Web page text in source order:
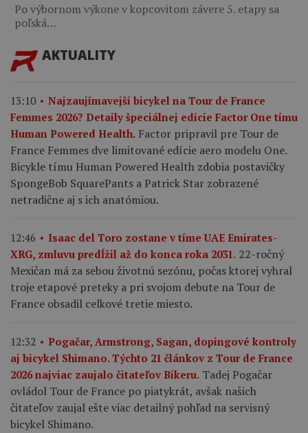
Po výbornom výkone v kopcovitom závere 5. etapy sa
poľská…
AKTUALITY
13:10
Najzaujímavejší bicykel na Tour de France
Femmes 2026? Detaily špeciálnej edície Factor One tímu
Human Powered Health. Factor pripravil pre Tour de
France Femmes dve limitované edície aero modelu One.
Bicykle tímu Human Powered Health zdobia postavičky
SpongeBob SquarePants a Patrick Star zobrazené
netradične aj s ich anatómiou.
12:46
Isaac del Toro zostane v tíme UAE Emirates-
XRG, zmluvu predĺžil až do konca roka 2031. 22-ročný
Mexičan má za sebou životnú sezónu, počas ktorej vyhral
troje etapové preteky a pri svojom debute na Tour de
France obsadil celkové tretie miesto.
12:32
Pogačar, Armstrong, Sagan, dopingové kontroly
aj bicykel Shimano. Týchto 21 článkov z Tour de France
2026 najviac zaujalo čitateľov Bikeru. Tadej Pogačar
ovládol Tour de France po piatykrát, avšak našich
čitateľov zaujal ešte viac detailný pohľad na servisný
bicykel Shimano.